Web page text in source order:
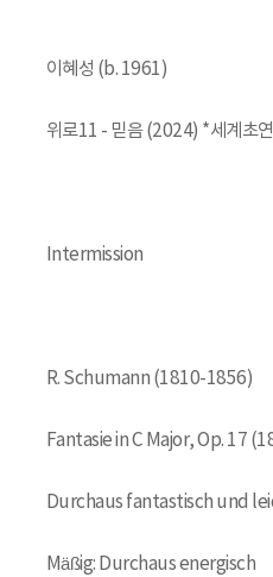
이혜성 (b. 1961)
위로11 - 믿음 (2024) *세계초연
Intermission
R. Schumann (1810-1856)
Fantasie in C Major, Op. 17
Durchaus fantastisch und
Mäßig: Durchaus energisch